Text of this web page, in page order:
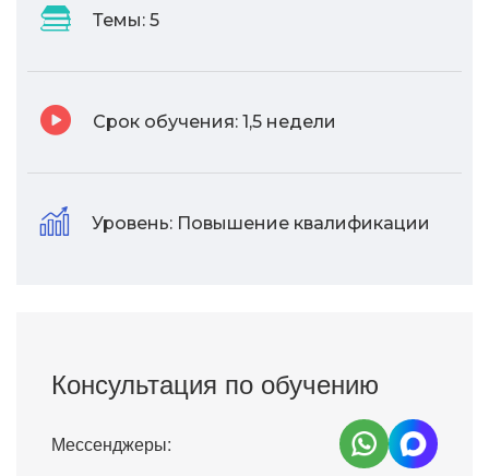
Темы: 5
Срок обучения: 1,5 недели
Уровень: Повышение квалификации
Консультация по обучению
Мессенджеры: